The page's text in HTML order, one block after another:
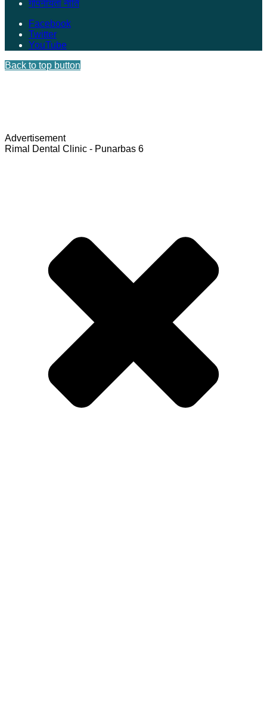
गोपनीयता नीति
Facebook
Twitter
YouTube
Back to top button
Advertisement
Rimal Dental Clinic - Punarbas 6